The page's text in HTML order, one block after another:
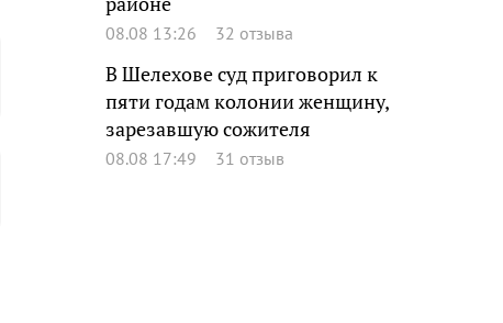
08.08 13:26 32 отзыва
В Шелехове суд приговорил к
пяти годам колонии женщину,
зарезавшую сожителя
08.08 17:49 31 отзыв